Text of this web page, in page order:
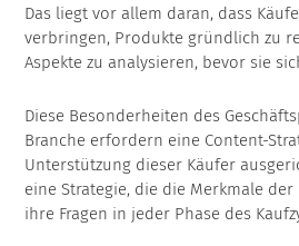
Das liegt vor allem daran, dass
verbringen, Produkte gründlich zu
Aspekte zu analysieren, bevor sie
Diese Besonderheiten des
Branche erfordern eine Content-
Unterstützung dieser Käufer
eine Strategie, die die Merkmale
ihre Fragen in jeder Phase des